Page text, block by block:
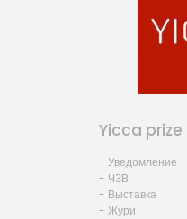
Yicca prize
- Уведомление
- ЧЗВ
- Выставка
- Жури